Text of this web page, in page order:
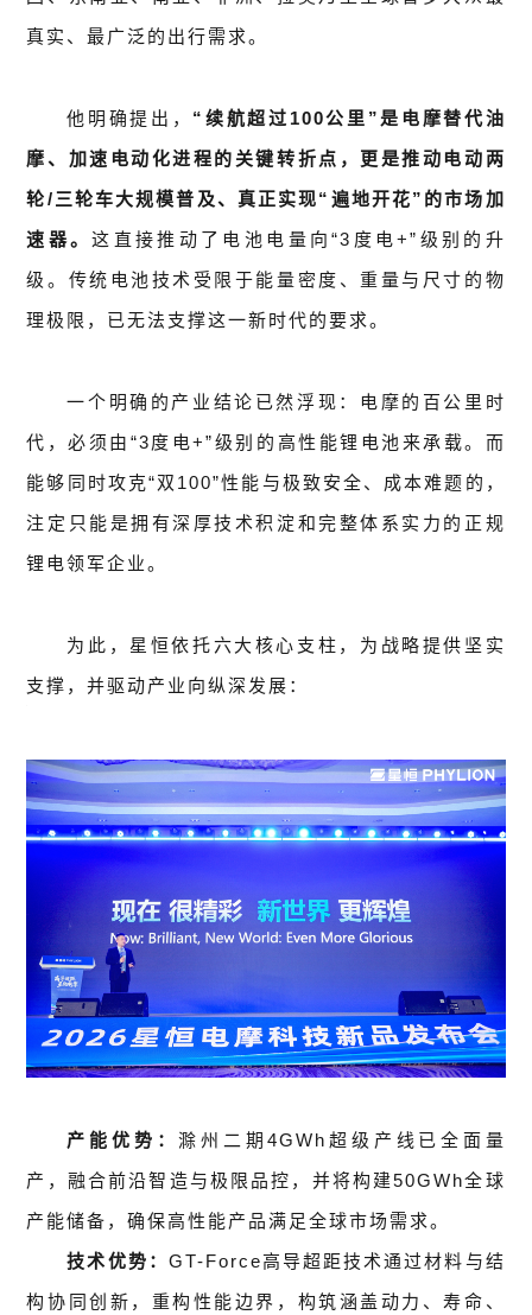
真实、最广泛的出行需求。
他明确提出， “续航超过100公里”是电摩替代油
摩、加速电动化进程的关键转折点，更是推动电动两
轮/三轮车大规模普及、真正实现“遍地开花”的市场加
速器。这直接推动了电池电量向“3度电+”级别的升
级。传统电池技术受限于能量密度、重量与尺寸的物
理极限，已无法支撑这一新时代的要求。
一个明确的产业结论已然浮现：电摩的百公里时
代，必须由“3度电+”级别的高性能锂电池来承载。而
能够同时攻克“双100”性能与极致安全、成本难题的，
注定只能是拥有深厚技术积淀和完整体系实力的正规
锂电领军企业。
为此，星恒依托六大核心支柱，为战略提供坚实
支撑，并驱动产业向纵深发展：
产能优势：滁州二期4GWh超级产线已全面量
产，融合前沿智造与极限品控，并将构建50GWh全球
产能储备，确保高性能产品满足全球市场需求。
技术优势： GT-Force高导超距技术通过材料与结
构协同创新，重构性能边界，构筑涵盖动力、寿命、